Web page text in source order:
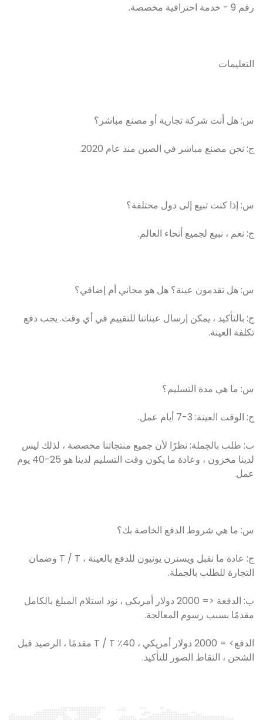
رقم 9 - خدمة احترافية مخصصة.
التعليمات
س: هل أنت شركة تجارية أو مصنع مباشر؟
ج: نحن مصنع مباشر في الصين منذ عام 2020.
س: إذا كنت تبيع إلى دول مختلفة؟
ج: نعم ، نبيع لجميع أنحاء العالم.
س: هل تقدمون عينة؟ هل هو مجاني أم إضافي؟
ج: بالتأكيد ، يمكن إرسال عيناتنا للتقييم في أي وقت. يجب دفع
تكلفة العينة.
س: ما هي مدة التسليم؟
ج: الوقت العينة: 3-7 أيام عمل.
ب: طلب بالجملة: نظرًا لأن جميع منتجاتنا مخصصة ، لذلك ليس
لدينا مخزون ، وعادة ما يكون وقت التسليم لدينا هو 25-40 يوم
عمل.
س: ما هي شروط الدفع الخاصة بك؟
ج: عادة ما نقبل ويسترن يونيون للدفع بالعينة ، T / T وضمان
التجارة للطلب بالجملة.
ب: الدفعة <= 2000 دولار أمريكي ، نود استلام المبلغ بالكامل
مقدمًا بسبب رسوم المعالجة.
الدفع> = 2000 دولار أمريكي ، 40٪ T / T مقدمًا ، الرصيد قبل
الشحن ، التقاط الصور للتأكيد.